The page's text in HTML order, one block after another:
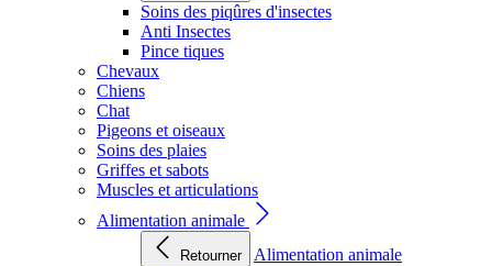
Soins des piqûres d'insectes
Anti Insectes
Pince tiques
Chevaux
Chiens
Chat
Pigeons et oiseaux
Soins des plaies
Griffes et sabots
Muscles et articulations
Alimentation animale
Retourner
Alimentation animale